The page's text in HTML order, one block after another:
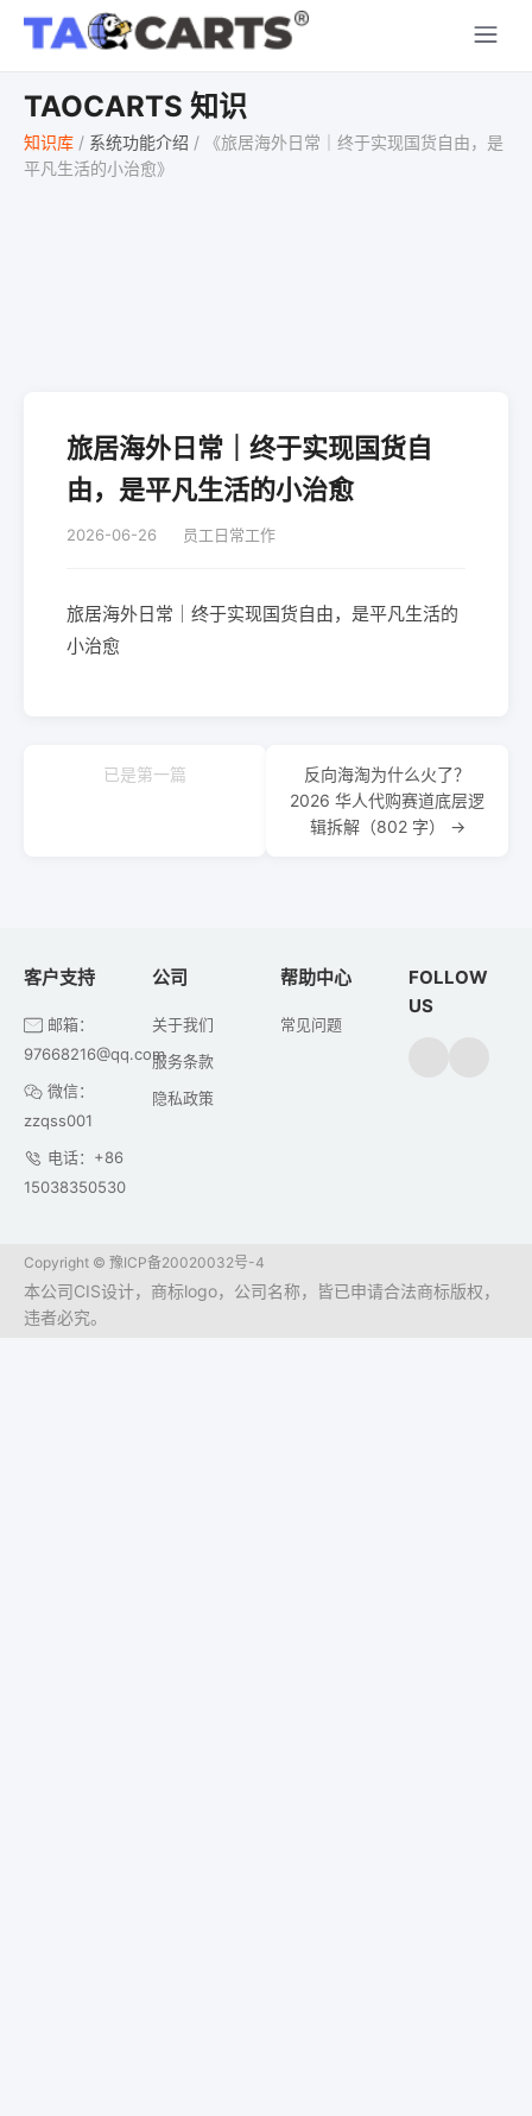
TAOCARTS 知识
知识库 / 系统功能介绍 /
《旅居海外日常｜终于实现国货自由，是
平凡生活的小治愈》
旅居海外日常｜终于实现国货自
由，是平凡生活的小治愈
2026-06-26 员工日常工作
旅居海外日常｜终于实现国货自由，是平凡生活的
小治愈
已是第一篇
反向海淘为什么火了？
2026 华人代购赛道底层逻
辑拆解（802 字） →
客户支持
邮箱：
97668216@qq.com
微信：
zzqss001
电话：+86
15038350530
公司
关于我们
服务条款
隐私政策
帮助中心
常见问题
FOLLOW
US
Copyright © 豫ICP备20020032号-4
本公司CIS设计，商标logo，公司名称，皆已申请合法商标版权，
违者必究。